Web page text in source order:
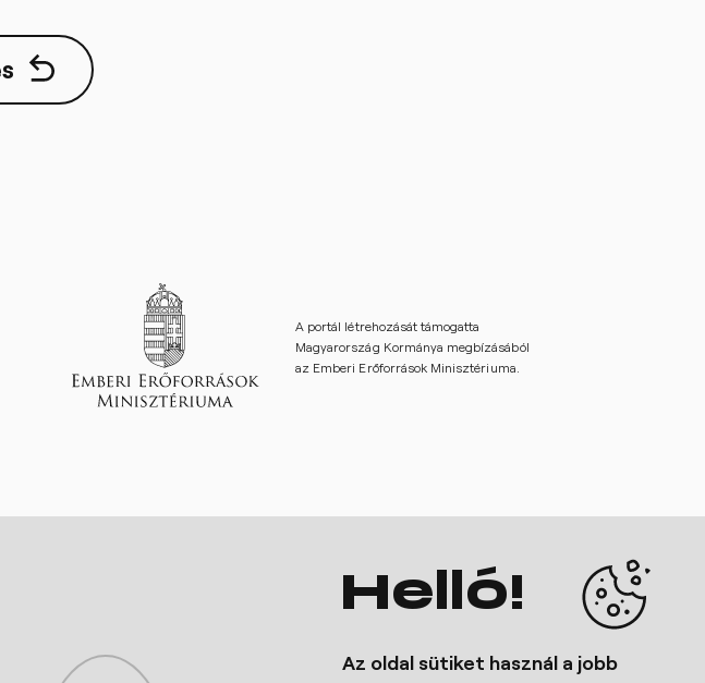
A portál létrehozását támogatta
Magyarország Kormánya megbízásából
az Emberi Erőforrások Minisztériuma.
Kapcsolódó oldalak
Hangfoglaló Program
Helló!
Az oldal sütiket használ a jobb